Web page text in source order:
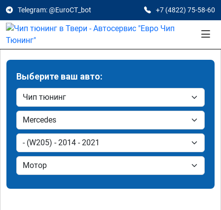
Telegram: @EuroCT_bot +7 (4822) 75-58-60
Выберите ваш авто: